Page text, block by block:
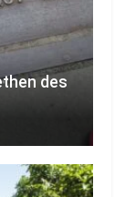
des